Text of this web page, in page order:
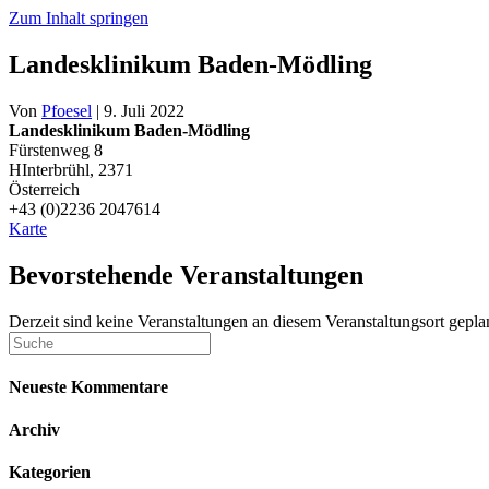
Zum Inhalt springen
Landesklinikum Baden-Mödling
Von Pfoesel | 9. Juli 2022
Landesklinikum Baden-Mödling
Fürstenweg 8
HInterbrühl, 2371
Österreich
+43 (0)2236 2047614
KarteLandesklinikum
Mödling
Bevorstehende Veranstaltungen
Derzeit sind keine Veranstaltungen an diesem Veranstaltungsort
Neueste Kommentare
Archiv
Kategorien